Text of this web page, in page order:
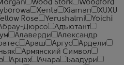
Wood Stork
Woodford
Xenta Xiaman
XUXU
Rose Yerushalmi
Yoichi
Дюрсо
Адъютант
Алаверди
Александр
Араш Аргус
Ардели
Армянский Символ
Арцах Ачара
Баадури